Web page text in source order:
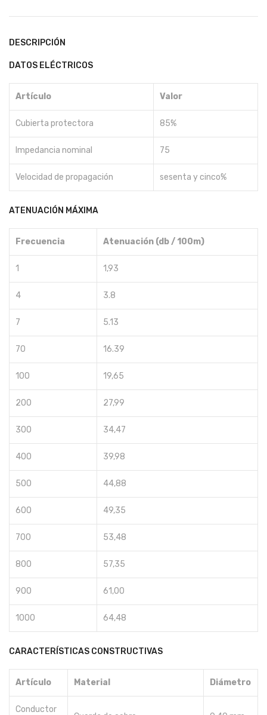
DESCRIPCIÓN
DATOS ELÉCTRICOS
Artículo Valor
Cubierta protectora 85%
Impedancia nominal 75
Velocidad de propagación sesenta y cinco%
ATENUACIÓN MÁXIMA
Frecuencia Atenuación (db / 100m)
1 1,93
4 3.8
7 5.13
70 16.39
100 19,65
200 27,99
300 34,47
400 39,98
500 44,88
600 49,35
700 53,48
800 57,35
900 61,00
1000 64,48
CARACTERÍSTICAS CONSTRUCTIVAS
Artículo Material Diámetro
Conductor